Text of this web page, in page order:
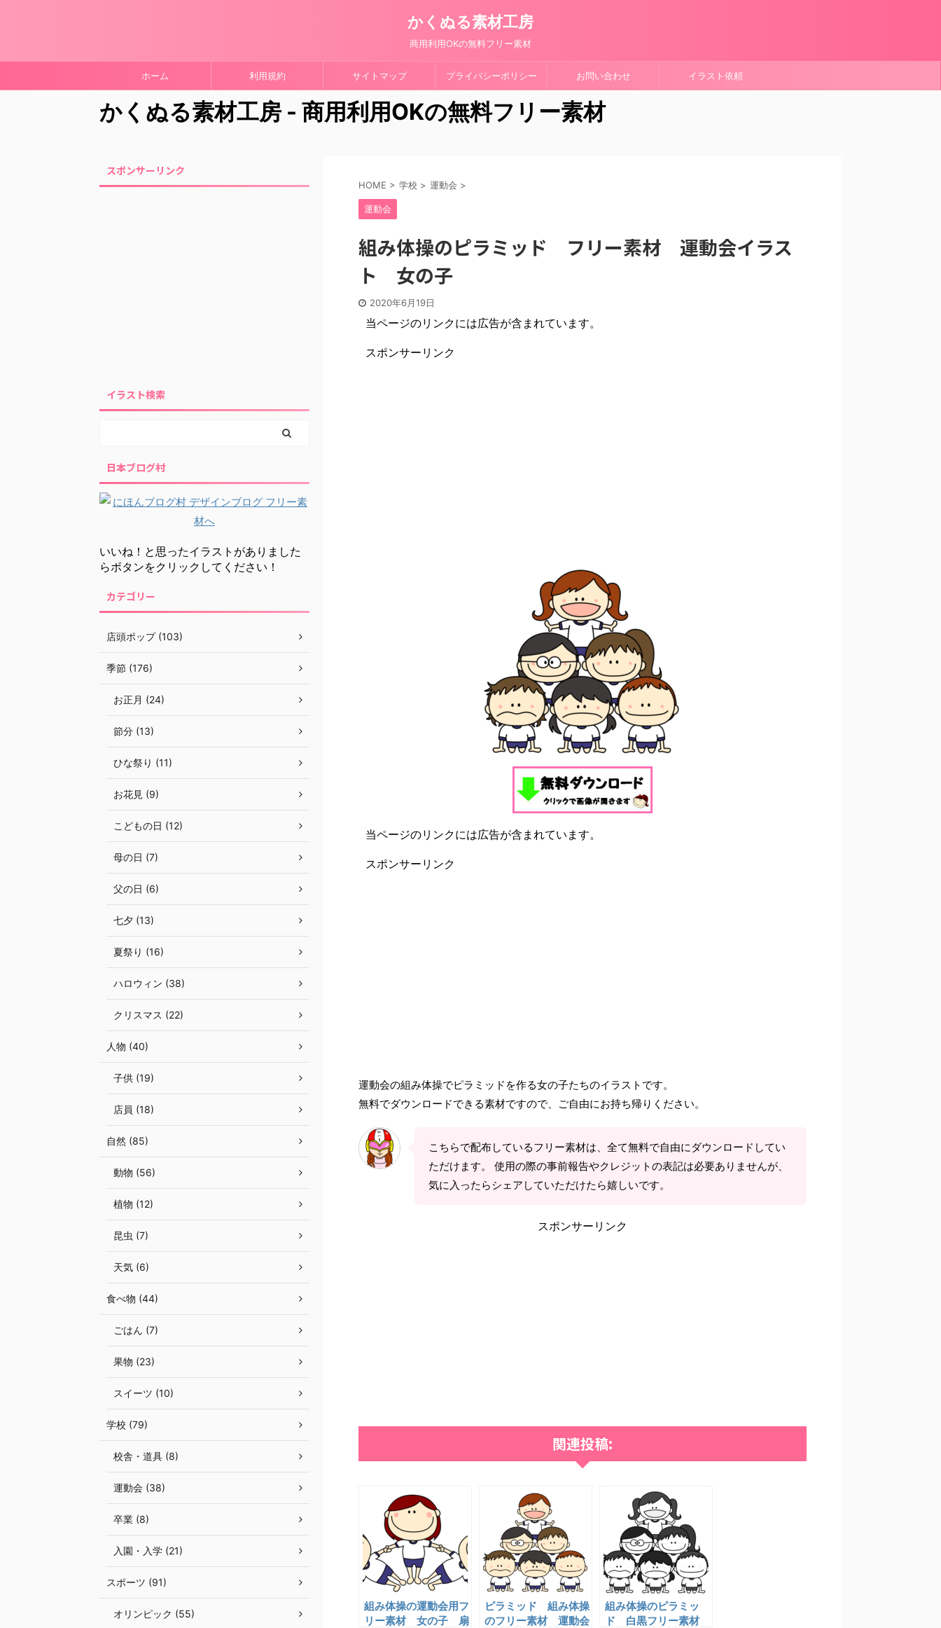
かくぬる素材工房
商用利用OKの無料フリー素材
ホーム 利用規約 サイトマップ プライバシーポリシー お問い合わせ イラスト依頼
かくぬる素材工房 - 商用利用OKの無料フリー素材
HOME > 学校 > 運動会 >
運動会
組み体操のピラミッド フリー素材 運動会イラス
ト 女の子
2020年6月19日
当ページのリンクには広告が含まれています。
スポンサーリンク
当ページのリンクには広告が含まれています。
スポンサーリンク
運動会の組み体操でピラミッドを作る女の子たちのイラストです。
無料でダウンロードできる素材ですので、ご自由にお持ち帰りください。
こちらで配布しているフリー素材は、全て無料で自由にダウンロードしてい
ただけます。 使用の際の事前報告やクレジットの表記は必要ありませんが、
気に入ったらシェアしていただけたら嬉しいです。
スポンサーリンク
関連投稿:
組み体操の運動会用フ
リー素材 女の子 扇
ピラミッド 組み体操
のフリー素材 運動会
組み体操のピラミッ
ド 白黒フリー素材
スポンサーリンク
イラスト検索
日本ブログ村
いいね！と思ったイラストがありました
らボタンをクリックしてください！
カテゴリー
店頭ポップ (103)
季節 (176)
お正月 (24)
節分 (13)
ひな祭り (11)
お花見 (9)
こどもの日 (12)
母の日 (7)
父の日 (6)
七夕 (13)
夏祭り (16)
ハロウィン (38)
クリスマス (22)
人物 (40)
子供 (19)
店員 (18)
自然 (85)
動物 (56)
植物 (12)
昆虫 (7)
天気 (6)
食べ物 (44)
ごはん (7)
果物 (23)
スイーツ (10)
学校 (79)
校舎・道具 (8)
運動会 (38)
卒業 (8)
入園・入学 (21)
スポーツ (91)
オリンピック (55)